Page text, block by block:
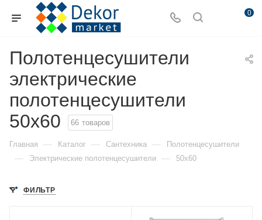
0
Полотенцесушители
электрические
полотенцесушители
50x60
66 товаров
Главная — Каталог — Сантехника — Полотенцесушители
— Электрические полотенцесушители — 50x60
ФИЛЬТР